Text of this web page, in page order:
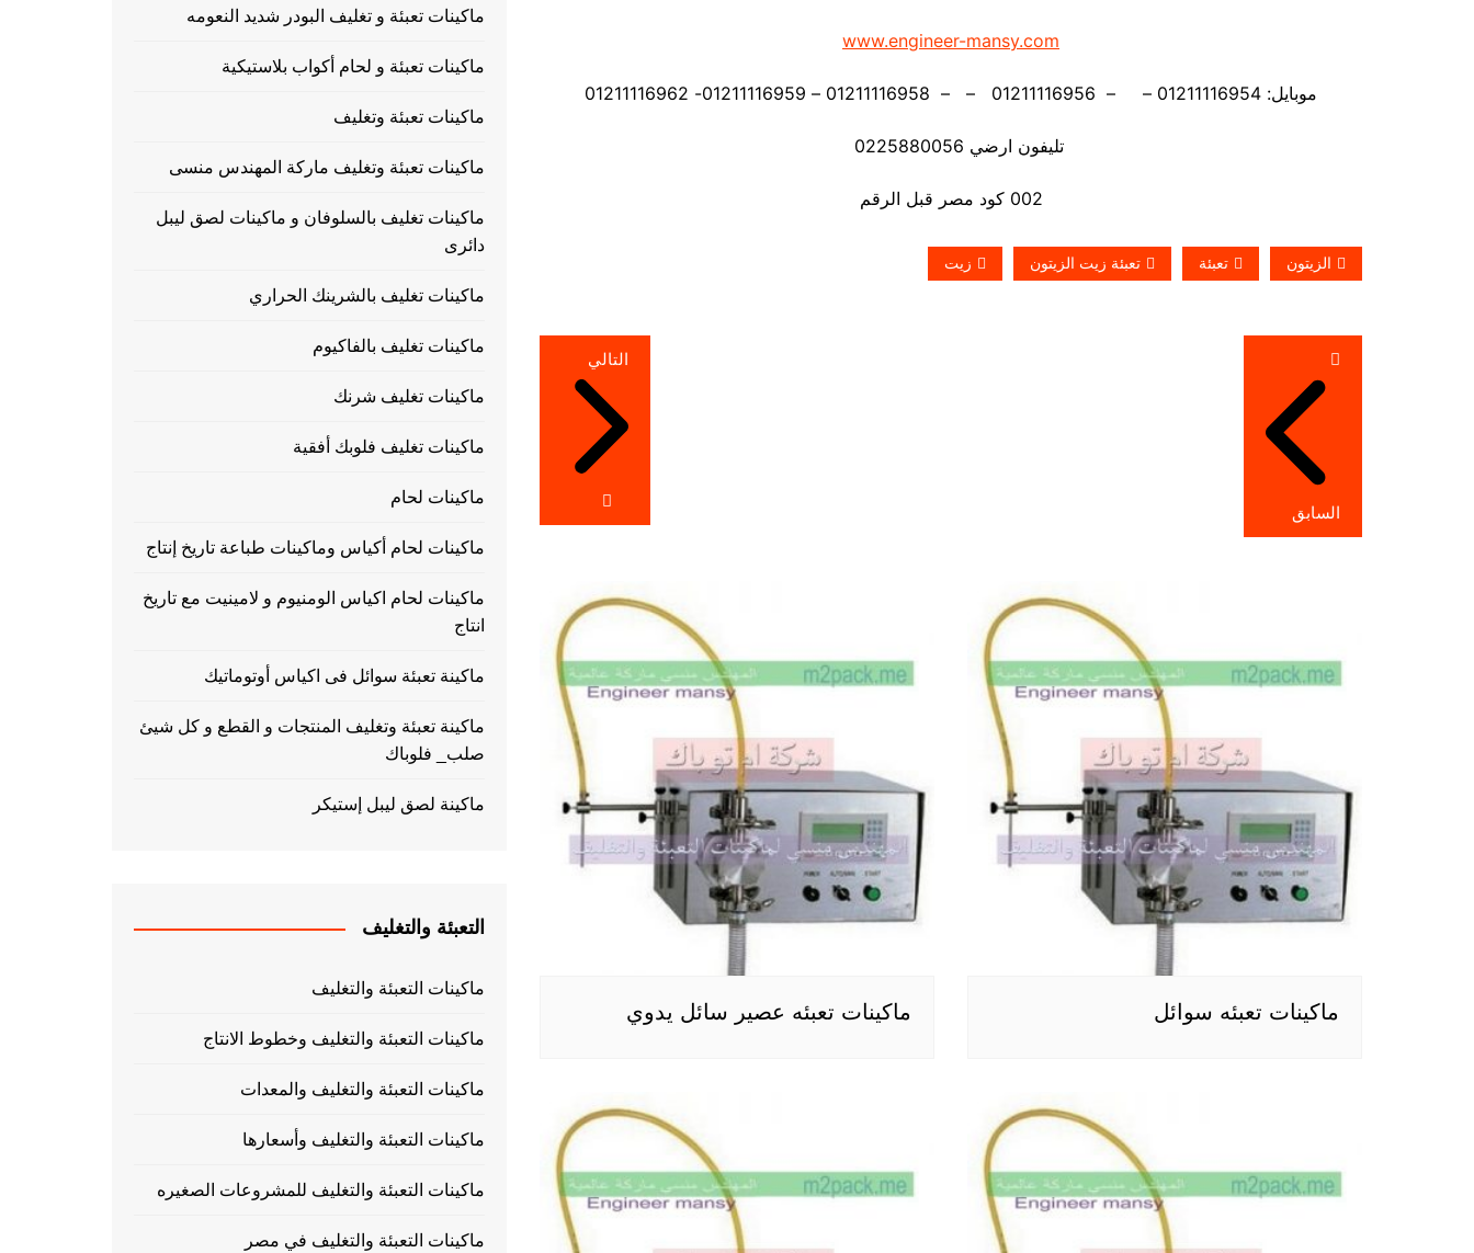
www.engineer-mansy.com
موبايل: 01211116954 – – 01211116956 – – 01211116958 – 01211116959- 01211116962
تليفون ارضي 0225880056
002 كود مصر قبل الرقم
الزيتون تعبئة تعبئة زيت الزيتون زيت
تصفّح
المقالات
السابق
التالي
ماكينات تعبئه سوائل ماكينات تعبئه عصير سائل يدوي
ماكينات تعبئة و تغليف البودر شديد النعومه
ماكينات تعبئة و لحام أكواب بلاستيكية
ماكينات تعبئة وتغليف
ماكينات تعبئة وتغليف ماركة المهندس منسى
ماكينات تغليف بالسلوفان و ماكينات لصق ليبل
دائرى
ماكينات تغليف بالشرينك الحراري
ماكينات تغليف بالفاكيوم
ماكينات تغليف شرنك
ماكينات تغليف فلوبك أفقية
ماكينات لحام
ماكينات لحام أكياس وماكينات طباعة تاريخ إنتاج
ماكينات لحام اكياس الومنيوم و لامينيت مع تاريخ
انتاج
ماكينة تعبئة سوائل فى اكياس أوتوماتيك
ماكينة تعبئة وتغليف المنتجات و القطع و كل شيئ
صلب_ فلوباك
ماكينة لصق ليبل إستيكر
التعبئة والتغليف
ماكينات التعبئة والتغليف
ماكينات التعبئة والتغليف وخطوط الانتاج
ماكينات التعبئة والتغليف والمعدات
ماكينات التعبئة والتغليف وأسعارها
ماكينات التعبئة والتغليف للمشروعات الصغيره
ماكينات التعبئة والتغليف في مصر